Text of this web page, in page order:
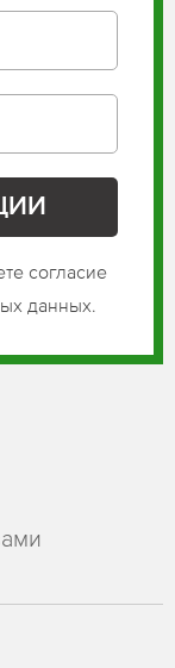
согласие
данных.